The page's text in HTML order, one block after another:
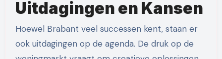
Uitdagingen en Kansen
Hoewel Brabant veel successen kent, staan er
ook uitdagingen op de agenda. De druk op de